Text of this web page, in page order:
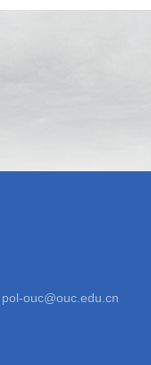
ouc@ouc.edu.cn